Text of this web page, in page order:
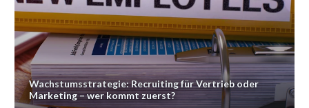
Wachstumsstrategie: Recruiting für Vertrieb oder
Marketing – wer kommt zuerst?